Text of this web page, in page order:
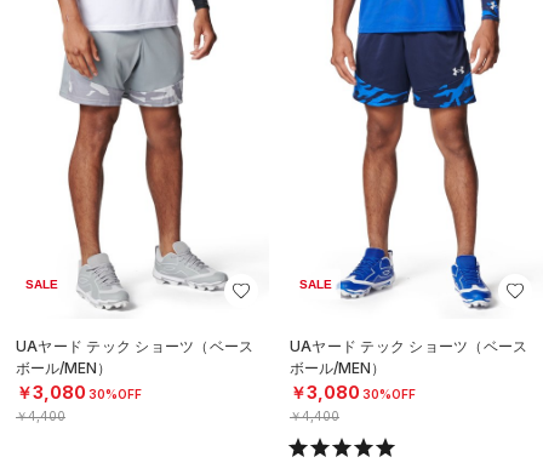
SALE
UAヤード テック ショーツ（ベース
ボール/MEN）
￥3,080 30%OFF
￥4,400
SALE
UAヤード テック ショーツ（ベース
ボール/MEN）
￥3,080 30%OFF
￥4,400